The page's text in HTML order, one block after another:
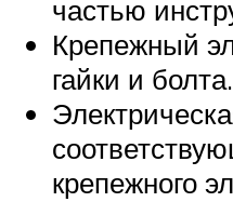
частью
Крепежный
гайки и болта.
крепежного